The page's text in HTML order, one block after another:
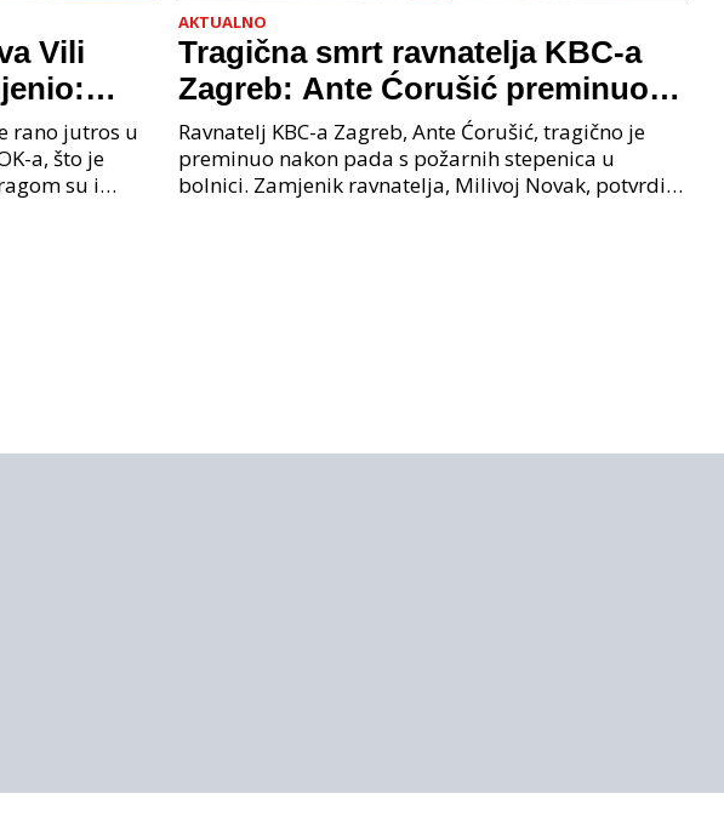
Vili
rano jutros u
a, što je
su i
AKTUALNO
Tragična smrt ravnatelja KBC-a
Zagreb: Ante Ćorušić preminuo
nakon pada u bolnici, policija na
mjestu događaja
Ravnatelj KBC-a Zagreb, Ante Ćorušić, tragično je
preminuo nakon pada s požarnih stepenica u
bolnici. Zamjenik ravnatelja, Milivoj Novak, potvrdio